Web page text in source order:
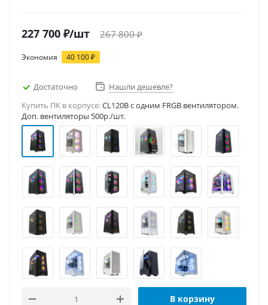
227 700 ₽/шт 267 800₽
Экономия 40 100₽
Достаточно
Нашли дешевле?
Купить ПК в корпусе:CL120B c одним FRGB вентилятором.
Доп. вентиляторы 500р./шт.
В корзину